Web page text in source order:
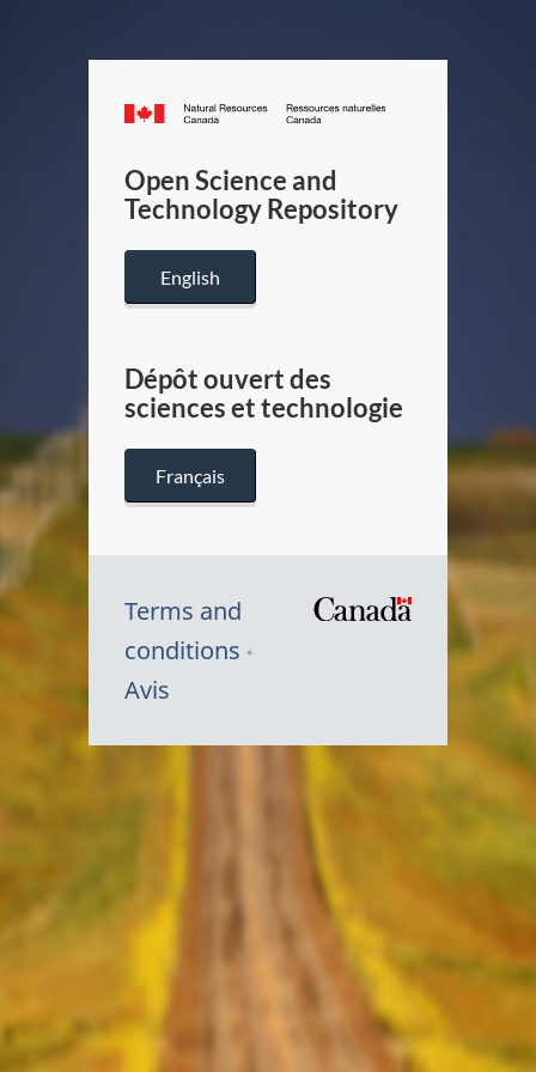
Canada.ca
/
Canada
Open Science and
Technology Repository
English
Dépôt ouvert des
sciences et technologie
Français
Terms and
conditions
Avis
Symbole
Canada